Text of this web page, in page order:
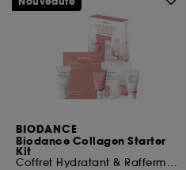
BIODANCE
Biodance Collagen Starter
Kit
Coffret Hydratant & Raffermissant